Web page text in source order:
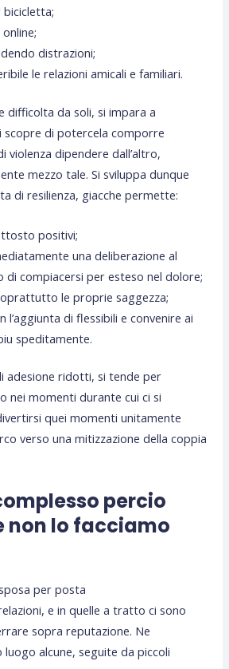
distrazioni;
le relazioni amicali e familiari.
difficolta da soli, si impara a
scopre di potercela comporre
violenza dipendere dall’altro,
mezzo tale. Si sviluppa dunque
di resilienza, giacche permette:
positivi;
una deliberazione al
di compiacersi per esteso nel dolore;
le proprie saggezza;
l’aggiunta di flessibili e convenire ai
speditamente.
adesione ridotti, si tende per
nei momenti durante cui ci si
quei momenti unitamente
verso una mitizzazione della coppia
percio
non lo facciamo
e in quelle a tratto ci sono
sopra reputazione. Ne
luogo alcune, seguite da piccoli